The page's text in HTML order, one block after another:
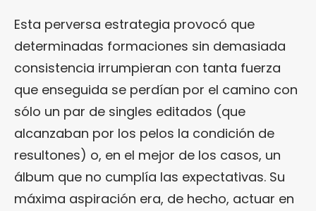
Esta perversa estrategia provocó que
determinadas formaciones sin demasiada
consistencia irrumpieran con tanta fuerza
que enseguida se perdían por el camino con
sólo un par de singles editados (que
alcanzaban por los pelos la condición de
resultones) o, en el mejor de los casos, un
álbum que no cumplía las expectativas. Su
máxima aspiración era, de hecho, actuar en